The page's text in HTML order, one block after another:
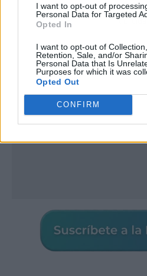
I want to opt-out of
Personal Data for Targeted
Opted In
I want to opt-out of
Retention, Sale, and/or
Personal Data that Is
Purposes for which it was
Opted Out
CONFIRM
Publicidad